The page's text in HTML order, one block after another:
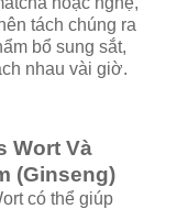
tách chúng ra
bổ sung sắt,
nhau vài giờ.
Wort Và
(Ginseng)
có thể giúp